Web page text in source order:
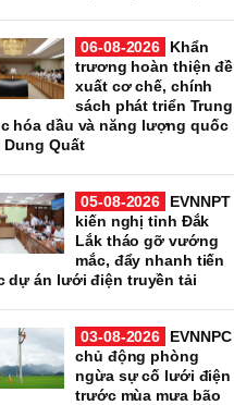
06-08-2026
Khẩn
trương hoàn thiện đề
xuất cơ chế, chính
sách phát triển Trung
hóa dầu và năng lượng quốc
Dung Quất
05-08-2026
EVNNPT
kiến nghị tỉnh Đắk
Lắk tháo gỡ vướng
mắc, đẩy nhanh tiến
dự án lưới điện truyền tải
03-08-2026
EVNNPC
chủ động phòng
ngừa sự cố lưới điện
trước mùa mưa bão